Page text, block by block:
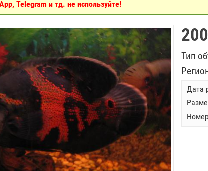
Telegram и тд. не используйте!
Тип
Дата